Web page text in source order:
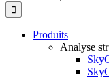
Produits
Analyse